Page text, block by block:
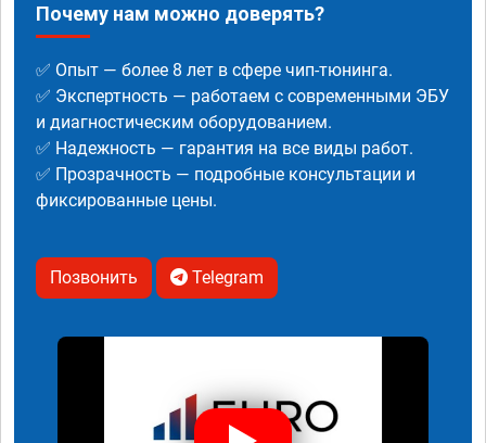
Почему нам можно доверять?
✅ Опыт — более 8 лет в сфере чип-тюнинга.
✅ Экспертность — работаем с современными ЭБУ
и диагностическим оборудованием.
✅ Надежность — гарантия на все виды работ.
✅ Прозрачность — подробные консультации и
фиксированные цены.
Позвонить Telegram